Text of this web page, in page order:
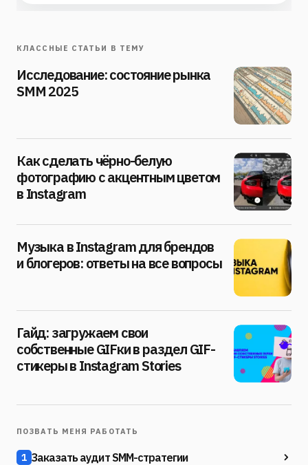
КЛАССНЫЕ СТАТЬИ В ТЕМУ
Исследование: состояние рынка
SMM 2025
Как сделать чёрно-белую
фотографию с акцентным цветом
в Instagram
Музыка в Instagram для брендов
и блогеров: ответы на все вопросы
Гайд: загружаем свои
собственные GIFки в раздел GIF-
стикеры в Instagram Stories
ПОЗВАТЬ МЕНЯ РАБОТАТЬ
1 Заказать аудит SMM-стратегии